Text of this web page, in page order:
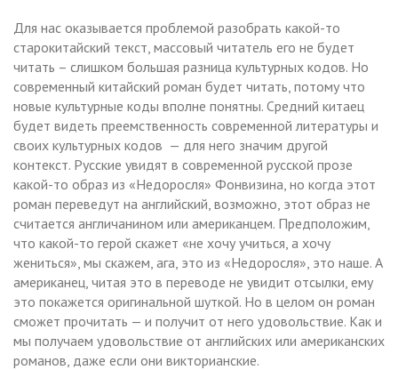
Для нас оказывается проблемой разобрать какой-то
старокитайский текст, массовый читатель его не будет
читать – слишком большая разница культурных кодов. Но
современный китайский роман будет читать, потому что
новые культурные коды вполне понятны. Средний китаец
будет видеть преемственность современной литературы и
своих культурных кодов — для него значим другой
контекст. Русские увидят в современной русской прозе
какой-то образ из «Недоросля» Фонвизина, но когда этот
роман переведут на английский, возможно, этот образ не
считается англичанином или американцем. Предположим,
что какой-то герой скажет «не хочу учиться, а хочу
жениться», мы скажем, ага, это из «Недоросля», это наше. А
американец, читая это в переводе не увидит отсылки, ему
это покажется оригинальной шуткой. Но в целом он роман
сможет прочитать — и получит от него удовольствие. Как и
мы получаем удовольствие от английских или американских
романов, даже если они викторианские.